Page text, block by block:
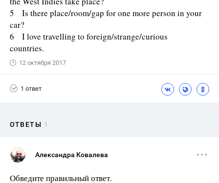
5 Is there place/room/gap for one more person in your
car?
6 I love travelling to foreign/strange/curious
countries.
12 октября 2017
1 ответ
ОТВЕТЫ 1
Александра Ковалева
Обведите правильный ответ.